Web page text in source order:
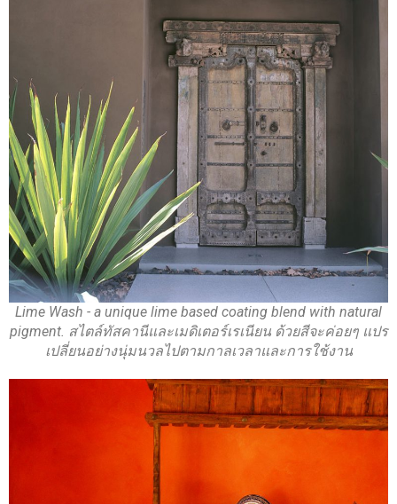
Lime Wash - a unique lime based coating blend with natural
pigment. สไตล์ทัสคานีและเมดิเตอร์เรเนียน ด้วยสีจะค่อยๆ แปร
เปลี่ยนอย่างนุ่มนวลไปตามกาลเวลาและการใช้งาน